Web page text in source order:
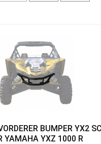
BUMPER YX2
YAMAHA YXZ 1000 R